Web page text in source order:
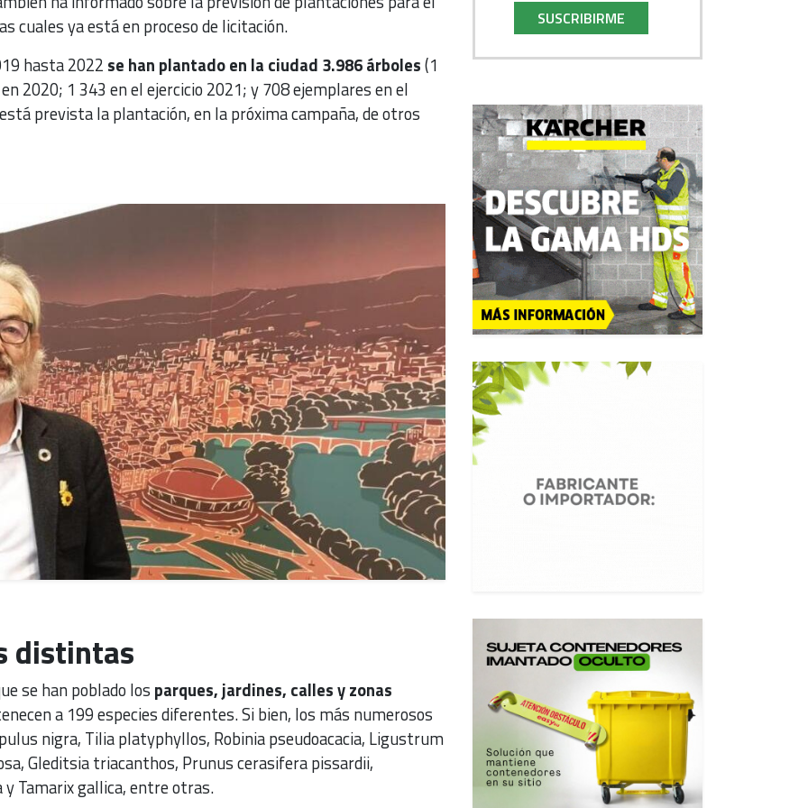
cuales ya está en proceso de licitación.
hasta 2022 se han plantado en la ciudad 3.986 árboles(1
2020; 1 343 en el ejercicio 2021; y 708 ejemplares en el
prevista la plantación, en la próxima campaña, de otros
distintas
se han poblado los parques, jardines, calles y zonas
a 199 especies diferentes. Si bien, los más numerosos
nigra, Tilia platyphyllos, Robinia pseudoacacia, Ligustrum
Gleditsia triacanthos, Prunus cerasifera pissardii,
Tamarix gallica, entre otras.
SUSCRIBIRME